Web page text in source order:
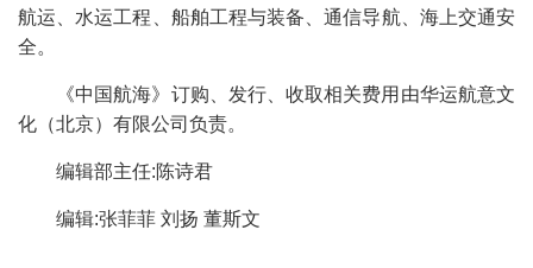
航运、水运工程、船舶工程与装备、通信导航、海上交通安
全。
《中国航海》订购、发行、收取相关费用由华运航意文
化（北京）有限公司负责。
编辑部主任:陈诗君
编辑:张菲菲 刘扬 董斯文